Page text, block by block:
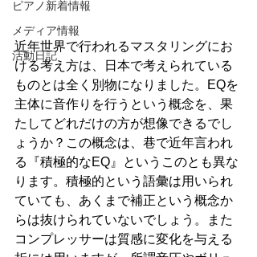
ピアノ新着情報
メディア情報
活動日記
近年世界で行われるマスタリングにお
ける考え方は、日本で考えられている
ものとは全く別物になりました。EQを
主体に音作りを行うという概念を、果
たしてどれだけの方が想像できるでし
ょうか？この概念は、巷で近年言われ
る『積極的なEQ』というこのとも異な
ります。積極的という語彙は用いられ
ていても、あくまで補正という概念か
らは抜けられていないでしょう。また
コンプレッサーは質感に変化を与える